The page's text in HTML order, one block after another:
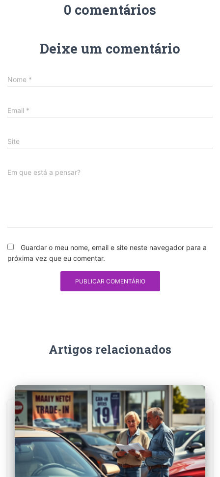
0 comentários
Deixe um comentário
Nome *
Email *
Site
Em que está a pensar?
Guardar o meu nome, email e site neste navegador para a
próxima vez que eu comentar.
Artigos relacionados